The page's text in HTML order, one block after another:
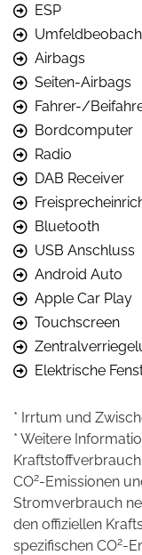
ESP
Airbags
Seiten-Airbags
Fahrer-/
Bordcomputer
Radio
DAB Receiver
Bluetooth
USB Anschluss
Android Auto
Apple Car Play
Touchscreen
Elektrische
* Irrtum und
* Weitere
CO2-Emissionen
Stromverbrauch
den offiziellen
spezifischen CO2-